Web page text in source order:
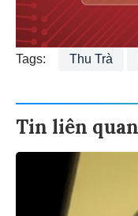
Tags: Thu Trà
Tin liên quan